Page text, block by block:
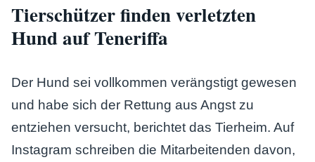
Tierschützer finden verletzten
Hund auf Teneriffa
Der Hund sei vollkommen verängstigt gewesen
und habe sich der Rettung aus Angst zu
entziehen versucht, berichtet das Tierheim. Auf
Instagram schreiben die Mitarbeitenden davon,